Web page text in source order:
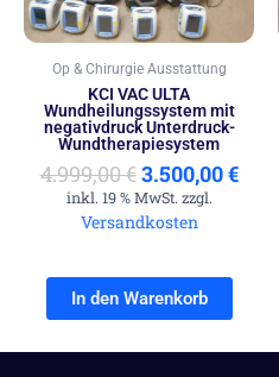
Op & Chirurgie Ausstattung
KCI VAC ULTA
Wundheilungssystem mit
negativdruck Unterdruck-
Wundtherapiesystem
4.999,00€3.500,00€
inkl. 19 % MwSt. zzgl.
Versandkosten
In den Warenkorb